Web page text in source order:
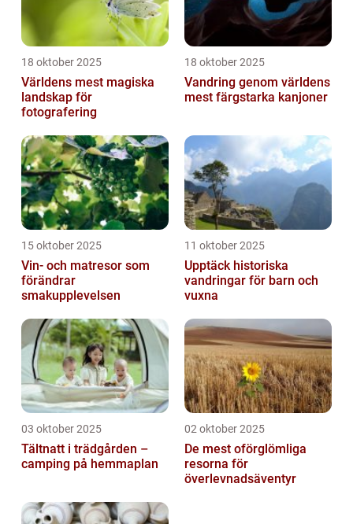
18 oktober 2025
Världens mest magiska
landskap för
fotografering
18 oktober 2025
Vandring genom världens
mest färgstarka kanjoner
15 oktober 2025
Vin- och matresor som
förändrar
smakupplevelsen
11 oktober 2025
Upptäck historiska
vandringar för barn och
vuxna
03 oktober 2025
Tältnatt i trädgården –
camping på hemmaplan
02 oktober 2025
De mest oförglömliga
resorna för
överlevnadsäventyr